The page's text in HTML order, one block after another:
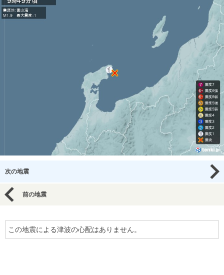
次の地震
前の地震
この地震による津波の心配はありません。